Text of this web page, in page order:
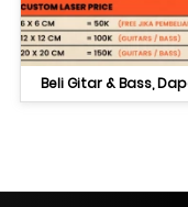
Beli Gitar & Bass,